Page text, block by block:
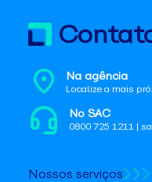
Na agência
Localize a mais
No SAC
0800 725 1211 |
Nossos serviços